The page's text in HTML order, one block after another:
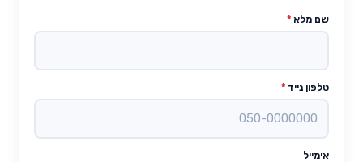
שם מלא *
טלפון נייד *
אימייל